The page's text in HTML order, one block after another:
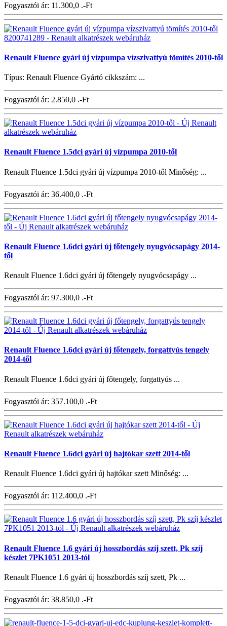
Fogyasztói ár: 11.300,0 .-Ft
Renault Fluence gyári új vízpumpa vízszivattyú tömítés 2010-től
Típus: Renault Fluence Gyártó cikkszám: ...
Fogyasztói ár: 2.850,0 .-Ft
Renault Fluence 1.5dci gyári új vízpumpa 2010-től
Renault Fluence 1.5dci gyári új vízpumpa 2010-től Minőség: ...
Fogyasztói ár: 36.400,0 .-Ft
Renault Fluence 1.6dci gyári új főtengely nyugvócsapágy 2014-
től
Renault Fluence 1.6dci gyári új főtengely nyugvócsapágy ...
Fogyasztói ár: 97.300,0 .-Ft
Renault Fluence 1.6dci gyári új főtengely, forgattyús tengely
2014-től
Renault Fluence 1.6dci gyári új főtengely, forgattyús ...
Fogyasztói ár: 357.100,0 .-Ft
Renault Fluence 1.6dci gyári új hajtókar szett 2014-től
Renault Fluence 1.6dci gyári új hajtókar szett Minőség: ...
Fogyasztói ár: 112.400,0 .-Ft
Renault Fluence 1.6 gyári új hosszbordás szíj szett, Pk szíj
készlet 7PK1051 2013-tól
Renault Fluence 1.6 gyári új hosszbordás szíj szett, Pk ...
Fogyasztói ár: 38.850,0 .-Ft